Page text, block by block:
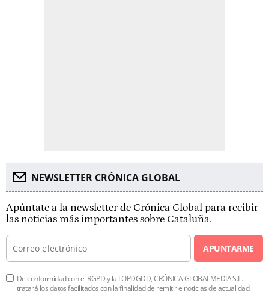
NEWSLETTER CRÓNICA GLOBAL
Apúntate a la newsletter de Crónica Global para recibir
las noticias más importantes sobre Cataluña.
APUNTARME
De conformidad con el RGPD y la LOPDGDD, CRÓNICA GLOBALMEDIA S.L.
tratará los datos facilitados con la finalidad de remitirle noticias de actualidad.